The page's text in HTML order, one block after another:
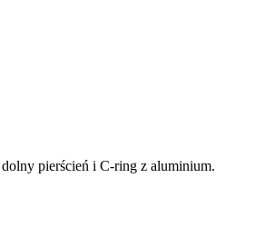
pierścień i C-ring z aluminium.